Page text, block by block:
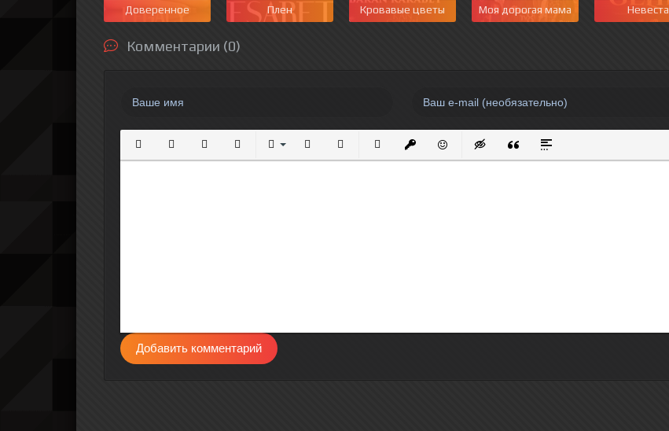
Доверенное Плен Кровавые цветы Моя дорогая мама Невеста
Комментарии (0)
Полужирный
КурсивПодчеркнутый
ЗачеркнутыйВыравнивание
Нумерованный список
Маркированный список
Вставить ссылку
Вставить защищенную ссылку
Вставить смайлик
Вставка скрытого текста
Вставка цитаты
Вставка спойлера
Добавить комментарий